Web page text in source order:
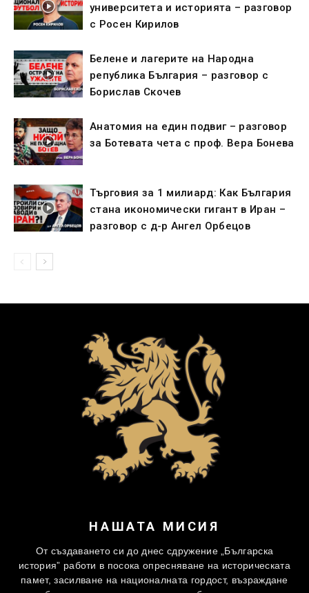
университета и историята – разговор
с Росен Кирилов
Белене и лагерите на Народна
република България – разговор с
Борислав Скочев
Анатомия на един подвиг – разговор
за Ботевата чета с проф. Вера Бонева
Търговия за 1 милиард: Как България
стана икономически гигант в Иран –
разговор с д-р Ангел Орбецов
НАШАТА МИСИЯ
От създаването си до днес сдружение „Българска
история” работи в посока опресняване на историческата
памет, засилване на националната гордост, възраждане